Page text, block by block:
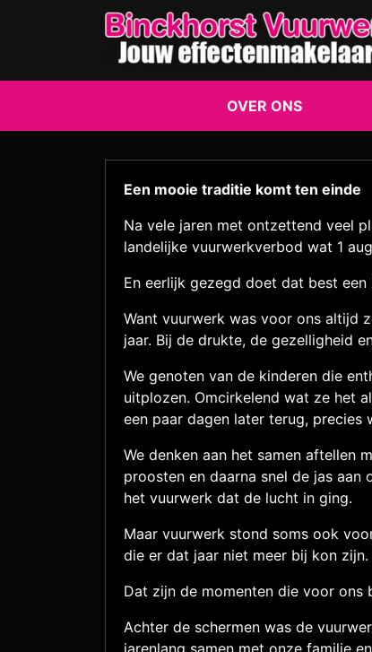
OVER ONS
Een mooie traditie komt ten einde
Na vele jaren met ontzettend veel
landelijke vuurwerkverbod wat 1
En eerlijk gezegd doet dat best een
Want vuurwerk was voor ons altijd
jaar. Bij de drukte, de gezelligheid
We genoten van de kinderen die
uitplozen. Omcirkelend wat ze het
een paar dagen later terug,
We denken aan het samen aftellen
proosten en daarna snel de jas aan
het vuurwerk dat de lucht in ging.
Maar vuurwerk stond soms ook
die er dat jaar niet meer bij kon
Dat zijn de momenten die voor ons
Achter de schermen was de
jarenlang samen met onze familie